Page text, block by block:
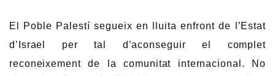
El Poble Palestí segueix en lluita enfront de l’Estat
d’Israel per tal d’aconseguir el complet
reconeixement de la comunitat internacional. No